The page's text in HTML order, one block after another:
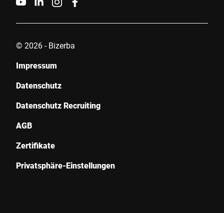
© 2026 - Bizerba
Impressum
Datenschutz
Datenschutz Recruiting
AGB
Zertifikate
Privatsphäre-Einstellungen